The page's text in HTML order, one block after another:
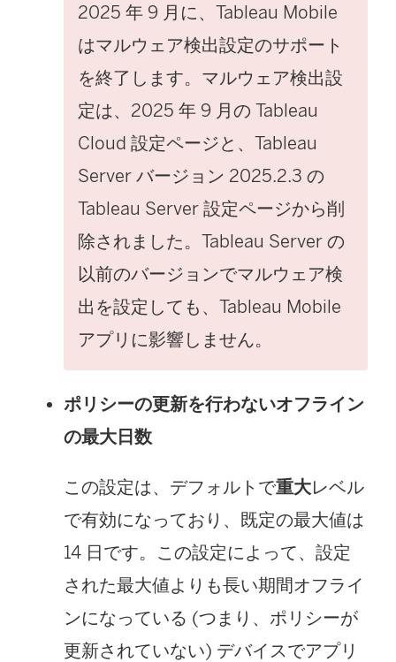
2025 年 9 月に、Tableau Mobile
はマルウェア検出設定のサポート
を終了します。マルウェア検出設
定は、2025 年 9 月の Tableau
Cloud 設定ページと、Tableau
Server バージョン 2025.2.3 の
Tableau Server 設定ページから削
除されました。Tableau Server の
以前のバージョンでマルウェア検
出を設定しても、Tableau Mobile
アプリに影響しません。
ポリシーの更新を行わないオフライン
の最大日数
この設定は、デフォルトで重大レベル
で有効になっており、既定の最大値は
14 日です。この設定によって、設定
された最大値よりも長い期間オフライ
ンになっている (つまり、ポリシーが
更新されていない) デバイスでアプリ